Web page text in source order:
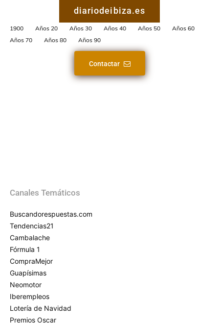
diariodeibiza.es
1900 Años 20 Años 30 Años 40 Años 50
Años 60
Años 70
Años 80 Años 90
Contactar
Canales Temáticos
Buscandorespuestas.com
Tendencias21
Cambalache
Fórmula 1
CompraMejor
Guapísimas
Neomotor
Iberempleos
Lotería de Navidad
Premios Oscar